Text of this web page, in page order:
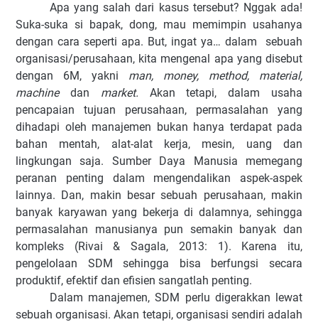
Apa yang salah dari kasus tersebut? Nggak ada!
Suka-suka si bapak, dong, mau memimpin usahanya
dengan cara seperti apa. But, ingat ya… dalam sebuah
organisasi/perusahaan, kita mengenal apa yang disebut
dengan 6M, yakni man, money, method, material,
machine dan market. Akan tetapi, dalam usaha
pencapaian tujuan perusahaan, permasalahan yang
dihadapi oleh manajemen bukan hanya terdapat pada
bahan mentah, alat-alat kerja, mesin, uang dan
lingkungan saja. Sumber Daya Manusia memegang
peranan penting dalam mengendalikan aspek-aspek
lainnya. Dan, makin besar sebuah perusahaan, makin
banyak karyawan yang bekerja di dalamnya, sehingga
permasalahan manusianya pun semakin banyak dan
kompleks (Rivai & Sagala, 2013: 1). Karena itu,
pengelolaan SDM sehingga bisa berfungsi secara
produktif, efektif dan efisien sangatlah penting.
Dalam manajemen, SDM perlu digerakkan lewat
sebuah organisasi. Akan tetapi, organisasi sendiri adalah